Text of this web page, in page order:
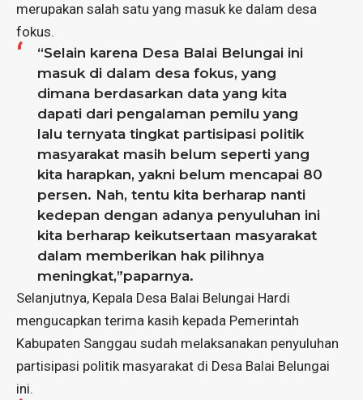
merupakan salah satu yang masuk ke dalam desa
fokus.
“Selain karena Desa Balai Belungai ini
masuk di dalam desa fokus, yang
dimana berdasarkan data yang kita
dapati dari pengalaman pemilu yang
lalu ternyata tingkat partisipasi politik
masyarakat masih belum seperti yang
kita harapkan, yakni belum mencapai 80
persen. Nah, tentu kita berharap nanti
kedepan dengan adanya penyuluhan ini
kita berharap keikutsertaan masyarakat
dalam memberikan hak pilihnya
meningkat,”paparnya.
Selanjutnya, Kepala Desa Balai Belungai Hardi
mengucapkan terima kasih kepada Pemerintah
Kabupaten Sanggau sudah melaksanakan penyuluhan
partisipasi politik masyarakat di Desa Balai Belungai
ini.